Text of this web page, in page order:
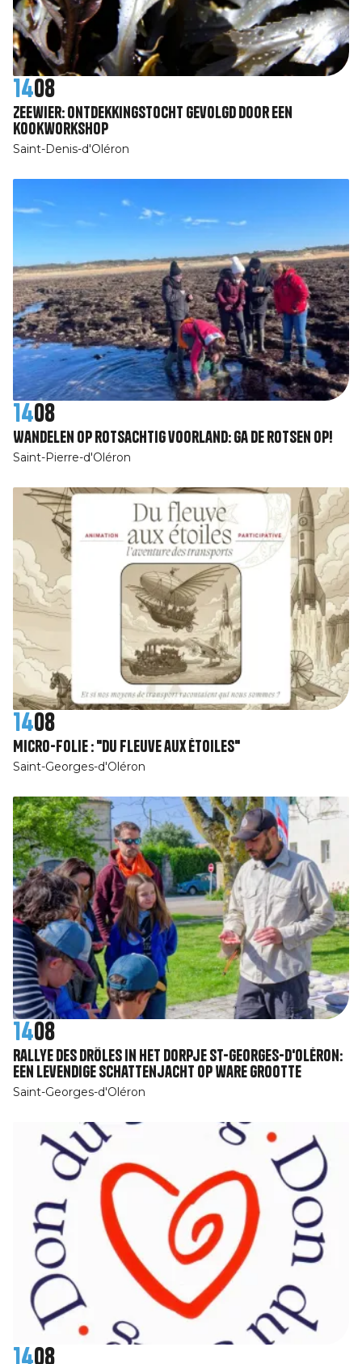
1408
Zeewier: ontdekkingstocht gevolgd door een
kookworkshop
Saint-Denis-d'Oléron
1408
Wandelen op rotsachtig voorland: Ga de rotsen op!
Saint-Pierre-d'Oléron
1408
Micro-Folie : "Du fleuve aux étoiles"
Saint-Georges-d'Oléron
1408
Rallye des Drôles in het dorpje St-Georges-d'Oléron:
een levendige schattenjacht op ware grootte
Saint-Georges-d'Oléron
1408